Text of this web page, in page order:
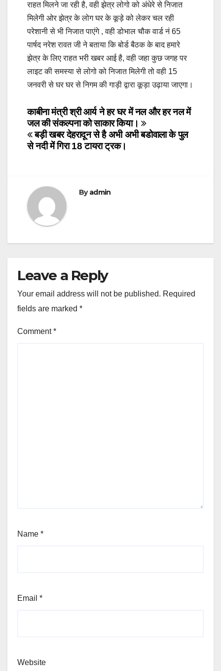
राहत मिलने जा रही है, वही झेत्र लोगो को अंधेरे से निजात
मिलेगी ओर झेत्र के लोग घर के कूड़े को लेकर चल रही
परेशानी से भी निजात पाएंगे , वही डोभाल चौक वार्ड नं 65
पार्षद नरेश रावत जी ने बताया कि बोर्ड बैठक के बाद हमारे
झेत्र के लिए राहत भरी खबर आई है, वही जहा कुछ जगह पर
लाइट की समस्या से लोगो को निजात मिलेगी तो वही 15
जनवरी से घर घर से निगम की गाड़ी द्वारा कूड़ा उढ़ाया जाएगा।
Post
navigation
काबीना मंत्री श्री आर्य ने हर घर में नल और हर नल में
जल की संकल्पना को साकार किया।
बड़ी खबर देहरादून से है अभी अभी बडोवाला के पुल
से नदी में गिरा 18 टायरा ट्रक।
Byadmin
Leave a Reply
Your email address will not be published. Required
fields are marked *
Comment*
Name *
Email *
Website